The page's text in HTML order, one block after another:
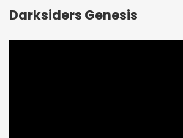
Darksiders Genesis